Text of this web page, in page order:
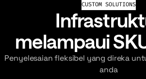
CUSTOM SOLUTIONS
melampaui
Penyelesaian fleksibel yang direka
anda